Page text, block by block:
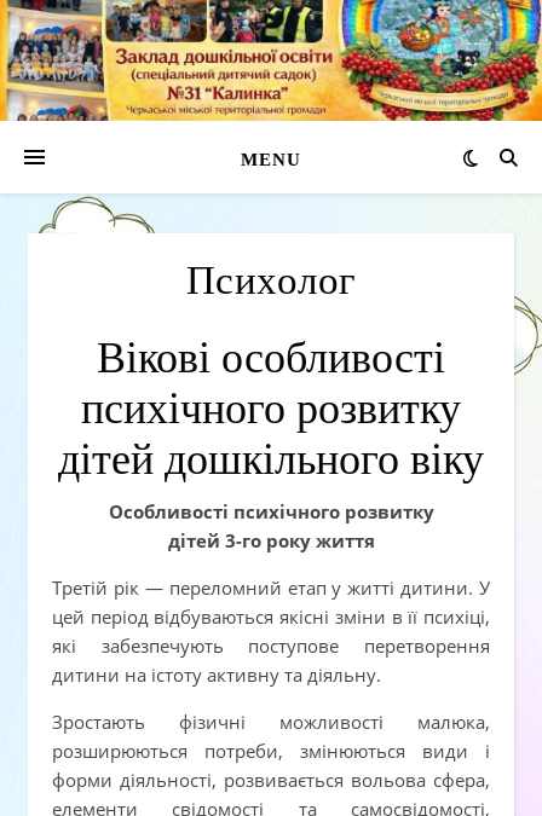
MENU
Психолог
Вікові особливості
психічного розвитку
дітей дошкільного віку
Особливості психічного розвитку
дітей 3-го року життя
Третій рік — переломний етап у житті дитини. У
цей період відбуваються якісні зміни в її психіці,
які забезпечують поступове перетворення
дитини на істоту активну та діяльну.
Зростають фізичні можливості малюка,
розширюються потреби, змінюються види і
форми діяльності, розвивається вольова сфера,
елементи свідомості та самосвідомості,